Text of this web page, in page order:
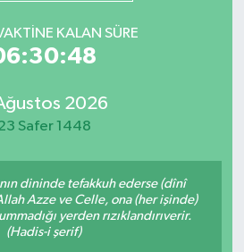
KALAN SÜRE
2026
Safer 1448
dininde tefakkuh ederse (dînî
Azze ve Celle, ona (her işinde)
yerden rızıklandırıverir.
(Hadis-i şerif)